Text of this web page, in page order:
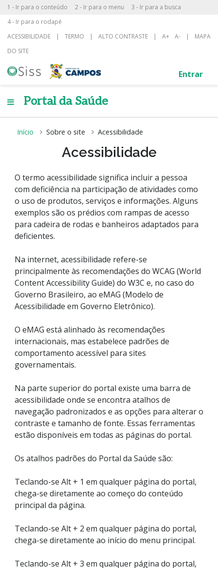
1 - Ir para o conteúdo 2 - Ir para o menu
3 - Ir para a busca
4 - Ir para o rodapé
ACESSIBILIDADE
| TERMO | ALTO CONTRASTE | A+ A- |
MAPA
DO SITE
Entrar
Portal da Saúde
Início Sobre o site Acessibilidade
Acessibilidade
O termo acessibilidade significa incluir a pessoa
com deficiência na participação de atividades como
o uso de produtos, serviços e informações. Alguns
exemplos são os prédios com rampas de acesso
para cadeira de rodas e banheiros adaptados para
deficientes.
Na internet, acessibilidade refere-se
principalmente às recomendações do WCAG (World
Content Accessibility Guide) do W3C e, no caso do
Governo Brasileiro, ao eMAG (Modelo de
Acessibilidade em Governo Eletrônico).
O eMAG está alinhado às recomendações
internacionais, mas estabelece padrões de
comportamento acessível para sites
governamentais.
Na parte superior do portal existe uma barra de
acessibilidade onde se encontra atalhos de
navegação padronizados e as opções para alterar o
contraste e tamanho de fonte. Essas ferramentas
estão disponíveis em todas as páginas do portal.
Os atalhos padrões do Portal da Saúde são:
Teclando-se Alt + 1 em qualquer página do portal,
chega-se diretamente ao começo do conteúdo
principal da página.
Teclando-se Alt + 2 em qualquer página do portal,
chega-se diretamente ao início do menu principal.
Teclando-se Alt + 3 em qualquer página do portal,